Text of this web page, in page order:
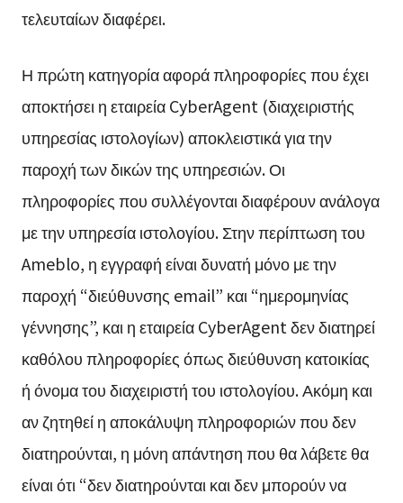
τελευταίων διαφέρει.
Η πρώτη κατηγορία αφορά πληροφορίες που έχει
αποκτήσει η εταιρεία CyberAgent (διαχειριστής
υπηρεσίας ιστολογίων) αποκλειστικά για την
παροχή των δικών της υπηρεσιών. Οι
πληροφορίες που συλλέγονται διαφέρουν ανάλογα
με την υπηρεσία ιστολογίου. Στην περίπτωση του
Ameblo, η εγγραφή είναι δυνατή μόνο με την
παροχή “διεύθυνσης email” και “ημερομηνίας
γέννησης”, και η εταιρεία CyberAgent δεν διατηρεί
καθόλου πληροφορίες όπως διεύθυνση κατοικίας
ή όνομα του διαχειριστή του ιστολογίου. Ακόμη και
αν ζητηθεί η αποκάλυψη πληροφοριών που δεν
διατηρούνται, η μόνη απάντηση που θα λάβετε θα
είναι ότι “δεν διατηρούνται και δεν μπορούν να